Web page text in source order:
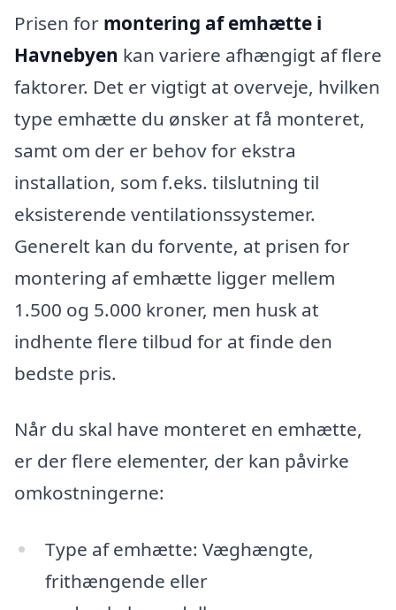
Prisen for montering af emhætte i
Havnebyen kan variere afhængigt af flere
faktorer. Det er vigtigt at overveje, hvilken
type emhætte du ønsker at få monteret,
samt om der er behov for ekstra
installation, som f.eks. tilslutning til
eksisterende ventilationssystemer.
Generelt kan du forvente, at prisen for
montering af emhætte ligger mellem
1.500 og 5.000 kroner, men husk at
indhente flere tilbud for at finde den
bedste pris.
Når du skal have monteret en emhætte,
er der flere elementer, der kan påvirke
omkostningerne:
Type af emhætte: Væghængte,
frithængende eller